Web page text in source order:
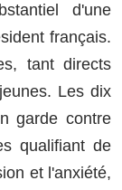
d'une
français.
tant directs
Les dix
garde contre
qualifiant de
et l'anxiété,